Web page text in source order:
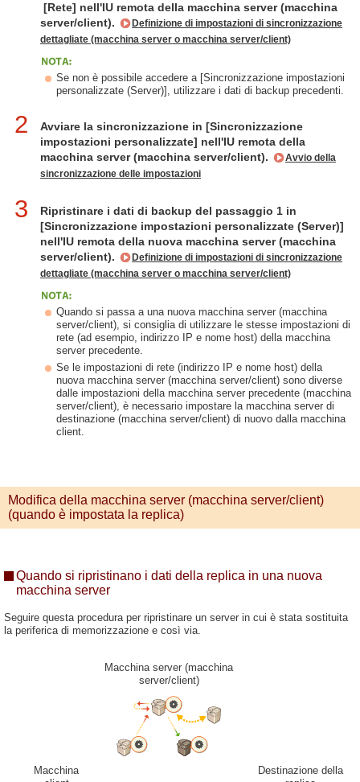
[Rete] nell'IU remota della macchina server (macchina
server/client).
Definizione di impostazioni di sincronizzazione
dettagliate (macchina server o macchina server/client)
Se non è possibile accedere a [Sincronizzazione impostazioni
personalizzate (Server)], utilizzare i dati di backup precedenti.
2
Avviare la sincronizzazione in [Sincronizzazione
impostazioni personalizzate] nell'IU remota della
macchina server (macchina server/client).
Avvio della
sincronizzazione delle impostazioni
3
Ripristinare i dati di backup del passaggio 1 in
[Sincronizzazione impostazioni personalizzate (Server)]
nell'IU remota della nuova macchina server (macchina
server/client).
Definizione di impostazioni di sincronizzazione
dettagliate (macchina server o macchina server/client)
Quando si passa a una nuova macchina server (macchina
server/client), si consiglia di utilizzare le stesse impostazioni di
rete (ad esempio, indirizzo IP e nome host) della macchina
server precedente.
Se le impostazioni di rete (indirizzo IP e nome host) della
nuova macchina server (macchina server/client) sono diverse
dalle impostazioni della macchina server precedente (macchina
server/client), è necessario impostare la macchina server di
destinazione (macchina server/client) di nuovo dalla macchina
client.
Modifica della macchina server (macchina server/client)
(quando è impostata la replica)
Quando si ripristinano i dati della replica in una nuova
macchina server
Seguire questa procedura per ripristinare un server in cui è stata sostituita
la periferica di memorizzazione e così via.
Macchina server (macchina
server/client)
Macchina
Destinazione della